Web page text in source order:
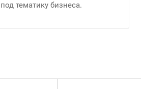
тематику бизнеса.